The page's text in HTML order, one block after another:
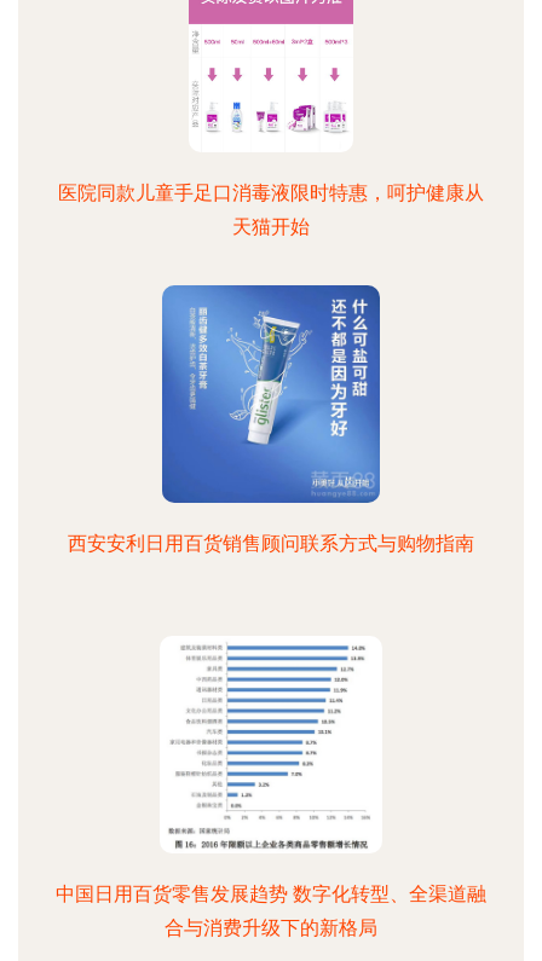
医院同款儿童手足口消毒液限时特惠，呵护健康从
天猫开始
西安安利日用百货销售顾问联系方式与购物指南
中国日用百货零售发展趋势 数字化转型、全渠道融
合与消费升级下的新格局